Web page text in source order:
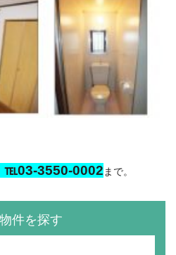
3550-0002 まで。
件を探す